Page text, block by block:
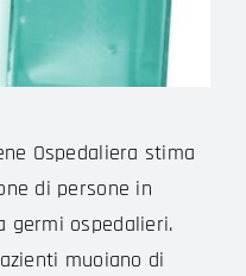
Ospedaliera stima
di persone in
germi ospedalieri.
muoiano di